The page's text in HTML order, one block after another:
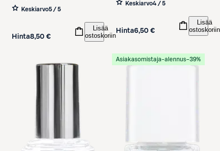
Keskiarvo5 / 5
Hinta8,50 €
Lisää
ostoskoriin
Keskiarvo4 / 5
Hinta6,50 €
Lisää
ostoskoriin
Asiakasomistaja-alennus−39%